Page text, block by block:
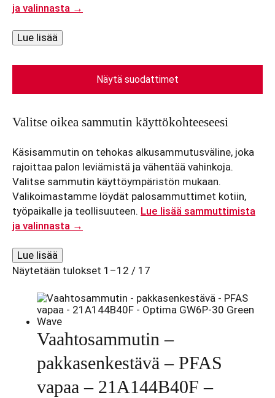
ja valinnasta →
Lue lisää
Näytä suodattimet
Valitse oikea sammutin käyttökohteeseesi
Käsisammutin on tehokas alkusammutusväline, joka
rajoittaa palon leviämistä ja vähentää vahinkoja.
Valitse sammutin käyttöympäristön mukaan.
Valikoimastamme löydät palosammuttimet kotiin,
työpaikalle ja teollisuuteen. Lue lisää sammuttimista
ja valinnasta →
Lue lisää
Näytetään tulokset 1–12 / 17
Vaahtosammutin –
pakkasenkestävä – PFAS
vapaa – 21A144B40F –